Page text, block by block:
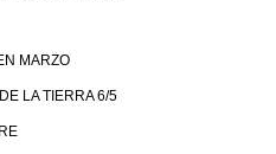
MARZO
LA TIERRA 6/5